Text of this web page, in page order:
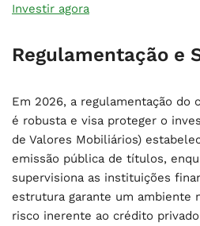
Investir agora
Regulamentação e
Em 2026, a regulamentação do
é robusta e visa proteger o
de Valores Mobiliários)
emissão pública de títulos,
supervisiona as instituições
estrutura garante um ambiente
risco inerente ao crédito